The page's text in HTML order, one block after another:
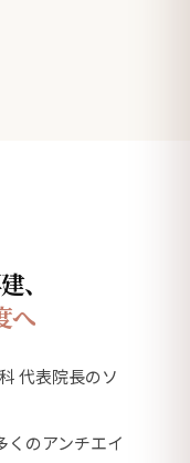
、
へ
代表院長のソ
くのアンチエイ